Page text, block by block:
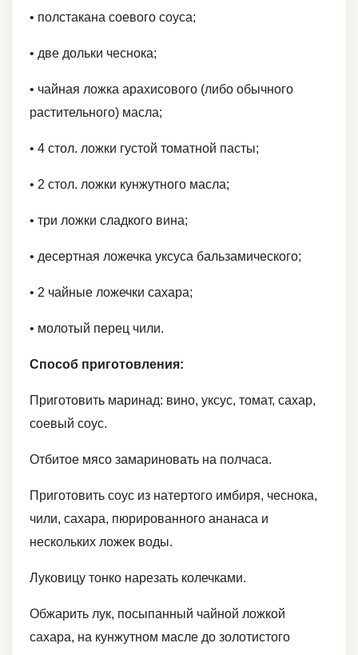
• полстакана соевого соуса;
• две дольки чеснока;
• чайная ложка арахисового (либо обычного
растительного) масла;
• 4 стол. ложки густой томатной пасты;
• 2 стол. ложки кунжутного масла;
• три ложки сладкого вина;
• десертная ложечка уксуса бальзамического;
• 2 чайные ложечки сахара;
• молотый перец чили.
Способ приготовления:
Приготовить маринад: вино, уксус, томат, сахар,
соевый соус.
Отбитое мясо замариновать на полчаса.
Приготовить соус из натертого имбиря, чеснока,
чили, сахара, пюрированного ананаса и
нескольких ложек воды.
Луковицу тонко нарезать колечками.
Обжарить лук, посыпанный чайной ложкой
сахара, на кунжутном масле до золотистого